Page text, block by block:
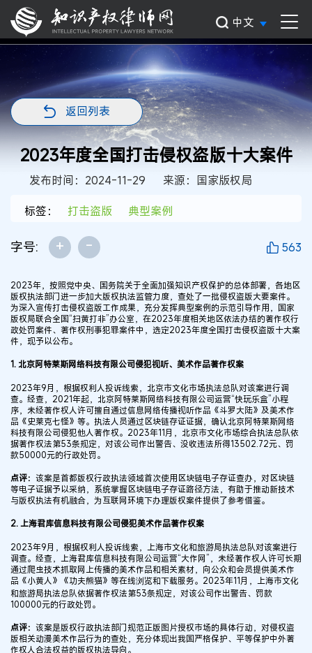
中文
返回列表
2023年度全国打击侵权盗版十大案件
发布时间：2024-11-29
来源：国家版权局
标签：
打击盗版 典型案例
字号: + - 563
2023年，按照党中央、国务院关于全面加强知识产权保护的总体部署，各地区
版权执法部门进一步加大版权执法监管力度，查处了一批侵权盗版大要案件。
为深入宣传打击侵权盗版工作成果，充分发挥典型案例的示范引导作用，国家
版权局联合全国“扫黄打非”办公室，在2023年度相关地区依法办结的著作权行
政处罚案件、著作权刑事犯罪案件中，选定2023年度全国打击侵权盗版十大案
件，现予以公布。
1. 北京阿特莱斯网络科技有限公司侵犯视听、美术作品著作权案
2023年9月，根据权利人投诉线索，北京市文化市场执法总队对该案进行调
查。经查，2021年起，北京阿特莱斯网络科技有限公司运营“快玩乐盒”小程
序，未经著作权人许可擅自通过信息网络传播视听作品《斗罗大陆》及美术作
品《史莱克七怪》等。执法人员通过区块链存证证据，确认北京阿特莱斯网络
科技有限公司侵犯他人著作权。2023年11月，北京市文化市场综合执法总队依
据著作权法第53条规定，对该公司作出警告、没收违法所得13502.72元、罚
款50000元的行政处罚。
点评： 该案是首都版权行政执法领域首次使用区块链电子存证查办，对区块链
等电子证据予以采纳，系统掌握区块链电子存证路径方法，有助于推动新技术
与版权执法有机融合，为互联网环境下办理版权案件提供了参考借鉴。
2. 上海君库信息科技有限公司侵犯美术作品著作权案
2023年9月，根据权利人投诉线索，上海市文化和旅游局执法总队对该案进行
调查。经查，上海君库信息科技有限公司运营“大作网”，未经著作权人许可长期
通过爬虫技术抓取网上传播的美术作品和相关素材，向公众和会员提供美术作
品《小黄人》《功夫熊猫》等在线浏览和下载服务。2023年11月，上海市文化
和旅游局执法总队依据著作权法第53条规定，对该公司作出警告、罚款
100000元的行政处罚。
点评： 该案是版权行政执法部门规范正版图片授权市场的具体行动，对侵权盗
版相关动漫美术作品行为的查处，充分体现出我国严格保护、平等保护中外著
作权人合法权益的版权执法导向。